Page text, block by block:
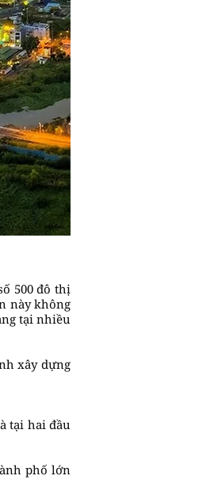
500 đô thị
này không
tại nhiều
xây dựng
tại hai đầu
phố lớn